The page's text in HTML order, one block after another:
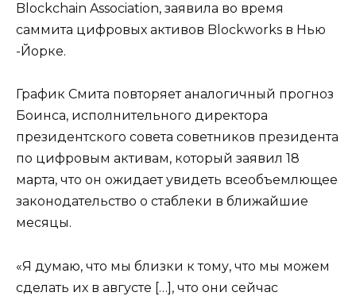
Blockchain Association, заявила во время
саммита цифровых активов Blockworks в Нью
-Йорке.
График Смита повторяет аналогичный прогноз
Боинса, исполнительного директора
президентского совета советников президента
по цифровым активам, который заявил 18
марта, что он ожидает увидеть всеобъемлющее
законодательство о стаблеки в ближайшие
месяцы.
«Я думаю, что мы близки к тому, что мы можем
сделать их в августе […], что они сейчас